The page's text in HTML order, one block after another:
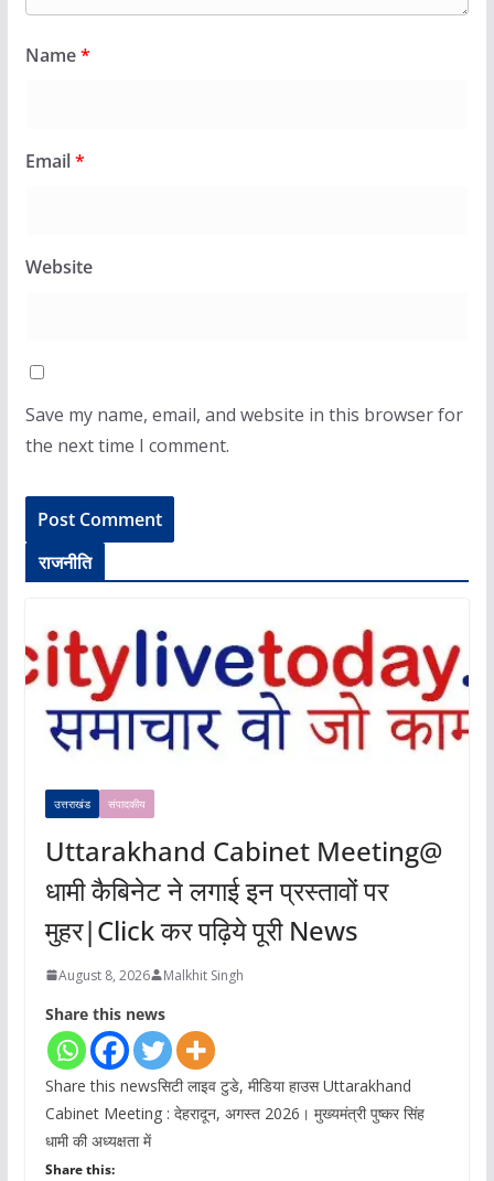
Name*
Email*
Website
Save my name, email, and website in this browser for
the next time I comment.
राजनीति
उत्तराखंड संपादकीय
Uttarakhand Cabinet Meeting@
धामी कैबिनेट ने लगाई इन प्रस्तावों पर
मुहर|Click कर पढ़िये पूरी News
August 8, 2026 Malkhit Singh
Share this news
Share this newsसिटी लाइव टुडे, मीडिया हाउस Uttarakhand
Cabinet Meeting : देहरादून, अगस्त 2026। मुख्यमंत्री पुष्कर सिंह
धामी की अध्यक्षता में
Share this: